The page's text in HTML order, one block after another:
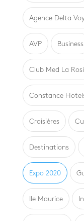
Agence Delta
AVP Business
Club Med La
Constance
Croisières
Destinations
Expo 2020
Ile Maurice